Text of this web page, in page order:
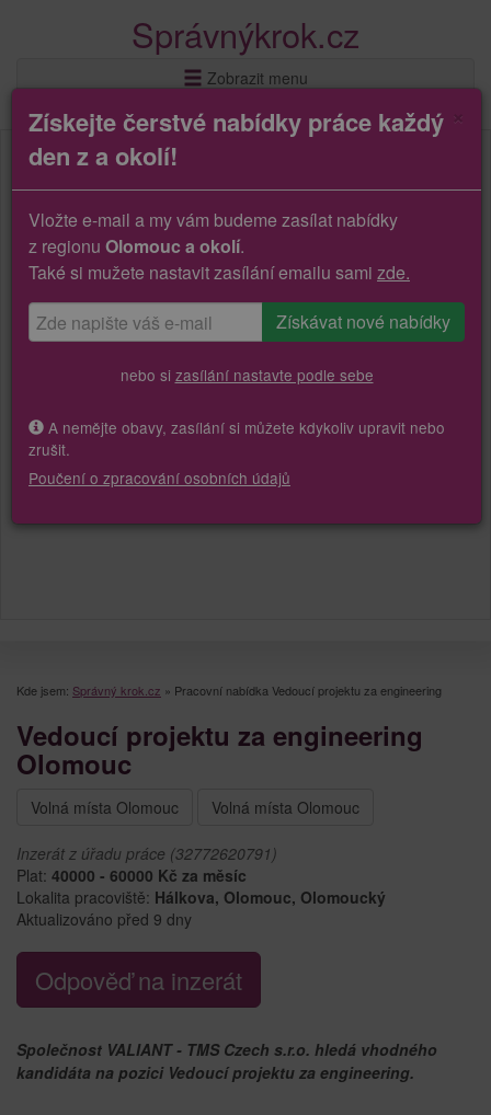
Správnýkrok.cz
Zobrazit menu
Kde jsem: Správný krok.cz » Pracovní nabídka Vedoucí projektu za engineering
Vedoucí projektu za engineering
Olomouc
Volná místa Olomouc Volná místa Olomouc
Inzerát z úřadu práce (32772620791)
Plat: 40000 - 60000 Kč za měsíc
Lokalita pracoviště: Hálkova, Olomouc, Olomoucký
Aktualizováno před 9 dny
Odpověď na inzerát
Společnost VALIANT - TMS Czech s.r.o. hledá vhodného
kandidáta na pozici Vedoucí projektu za engineering.
Získejte čerstvé nabídky práce každý
den z a okolí!
Vložte e-mail a my vám budeme zasílat nabídky
z regionu Olomouc a okolí.
Také si mužete nastavit zasílání emailu sami zde.
nebo si zasílání nastavte podle sebe
A nemějte obavy, zasílání si můžete kdykoliv upravit nebo
zrušit.
Poučení o zpracování osobních údajů